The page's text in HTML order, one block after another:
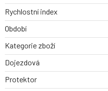
Rychlostní index
Období
Kategorie zboží
Dojezdová
Protektor